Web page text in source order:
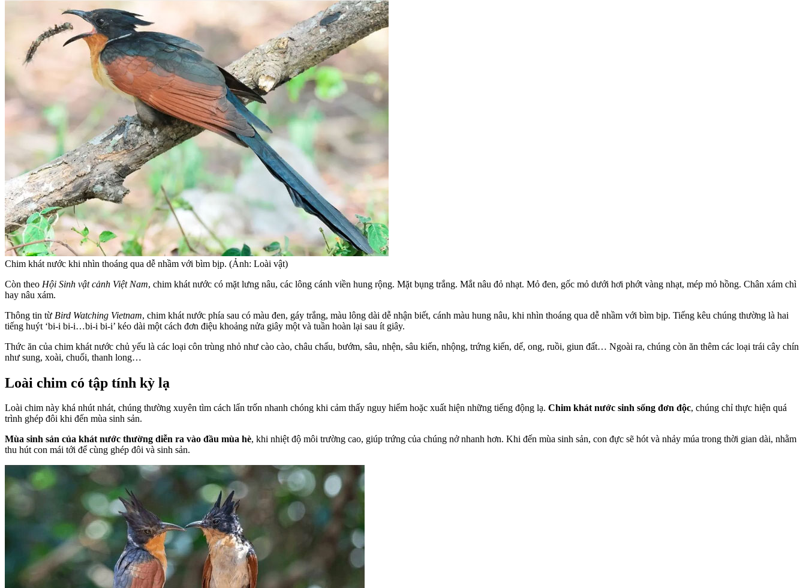
Chim khát nước khi nhìn thoáng qua dễ nhầm với bìm bịp. (Ảnh: Loài vật)
Còn theo Hội Sinh vật cảnh Việt Nam, chim khát nước có mặt lưng nâu, các lông cánh viền hung rộng. Mặt bụng trắng. Mắt nâu đỏ nhạt. Mỏ đen, gốc mỏ dưới hơi phớt vàng nhạt, mép mỏ hồng. Chân xám chì
hay nâu xám.
Thông tin từ Bird Watching Vietnam, chim khát nước phía sau có màu đen, gáy trắng, màu lông dài dễ nhận biết, cánh màu hung nâu, khi nhìn thoáng qua dễ nhầm với bìm bịp. Tiếng kêu chúng thường là hai
tiếng huýt ‘bi-i bi-i…bi-i bi-i’ kéo dài một cách đơn điệu khoảng nửa giây một và tuần hoàn lại sau ít giây.
Thức ăn của chim khát nước chủ yếu là các loại côn trùng nhỏ như cào cào, châu chấu, bướm, sâu, nhện, sâu kiến, nhộng, trứng kiến, dế, ong, ruồi, giun đất… Ngoài ra, chúng còn ăn thêm các loại trái cây chín
như sung, xoài, chuối, thanh long…
Loài chim có tập tính kỳ lạ
Loài chim này khá nhút nhát, chúng thường xuyên tìm cách lẩn trốn nhanh chóng khi cảm thấy nguy hiểm hoặc xuất hiện những tiếng động lạ. Chim khát nước sinh sống đơn độc, chúng chỉ thực hiện quá
trình ghép đôi khi đến mùa sinh sản.
Mùa sinh sản của khát nước thường diễn ra vào đầu mùa hè, khi nhiệt độ môi trường cao, giúp trứng của chúng nở nhanh hơn. Khi đến mùa sinh sản, con đực sẽ hót và nhảy múa trong thời gian dài, nhằm
thu hút con mái tới để cùng ghép đôi và sinh sản.